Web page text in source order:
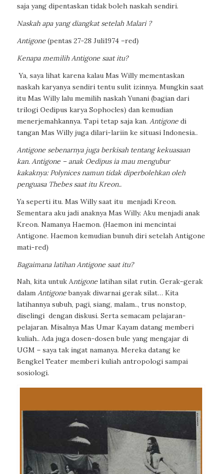
saja yang dipentaskan tidak boleh naskah sendiri.
Naskah apa yang diangkat setelah Malari ?
Antigone(pentas 27-28 Juli1974 –red)
Kenapa memilih Antigone saat itu?
Ya, saya lihat karena kalau Mas Willy mementaskan
naskah karyanya sendiri tentu sulit izinnya. Mungkin saat
itu Mas Willy lalu memilih naskah Yunani (bagian dari
trilogi Oedipus karya Sophocles) dan kemudian
menerjemahkannya. Tapi tetap saja kan. Antigonedi
tangan Mas Willy juga dilari-lariin ke situasi Indonesia..
Antigone sebenarnya juga berkisah tentang kekuasaan
kan. Antigone – anak Oedipus ia mau mengubur
kakaknya: Polynices namun tidak diperbolehkan oleh
penguasa Thebes saat itu Kreon..
Ya seperti itu. Mas Willy saat itu menjadi Kreon.
Sementara aku jadi anaknya Mas Willy. Aku menjadi anak
Kreon. Namanya Haemon. (Haemon ini mencintai
Antigone. Haemon kemudian bunuh diri setelah Antigone
mati-red)
Bagaimana latihan Antigone saat itu?
Nah, kita untukAntigonelatihan silat rutin. Gerak-gerak
dalam Antigonebanyak diwarnai gerak silat… Kita
latihannya subuh, pagi, siang, malam.., trus nonstop,
diselingi dengan diskusi. Serta semacam pelajaran-
pelajaran. Misalnya Mas Umar Kayam datang memberi
kuliah.. Ada juga dosen-dosen bule yang mengajar di
UGM – saya tak ingat namanya. Mereka datang ke
Bengkel Teater memberi kuliah antropologi sampai
sosiologi.